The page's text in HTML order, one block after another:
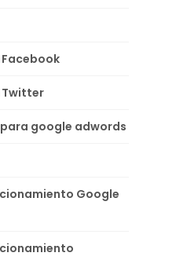
Twitter
google adwords
Google